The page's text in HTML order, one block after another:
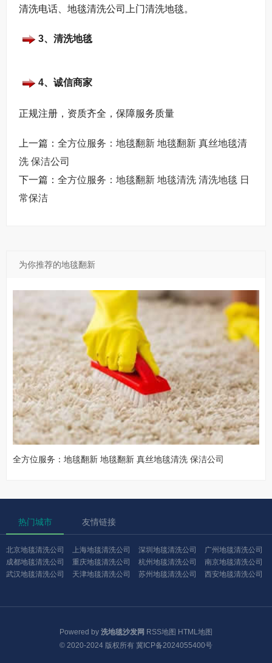
清洗电话、地毯清洗公司上门清洗地毯。
3、清洗地毯
4、诚信商家
正规注册，资质齐全，保障服务质量
上一篇： 全方位服务：地毯翻新 地毯翻新 真丝地毯清
洗 保洁公司
下一篇： 全方位服务：地毯翻新 地毯清洗 清洗地毯 日
常保洁
为你推荐的地毯翻新
全方位服务：地毯翻新 地毯翻新 真丝地毯清洗 保洁公司
热门城市 友情链接
北京地毯清洗公司 上海地毯清洗公司 深圳地毯清洗公司
广州地毯清洗公司
成都地毯清洗公司
重庆地毯清洗公司 杭州地毯清洗公司
南京地毯清洗公司
武汉地毯清洗公司
天津地毯清洗公司 苏州地毯清洗公司 西安地毯清洗公司
Powered by 洗地毯沙发网 RSS地图 HTML地图
© 2020-2024 版权所有 冀ICP备2024055400号